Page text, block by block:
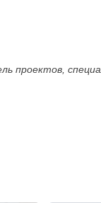
проектов,